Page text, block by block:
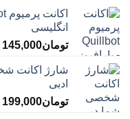
انگلیسی
تومان145,000
ادبی
تومان199,000